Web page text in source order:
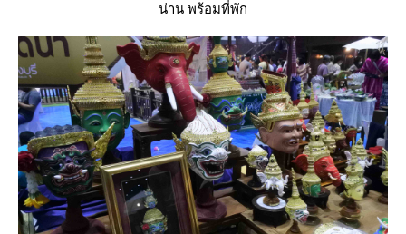
น่าน พร้อมที่พัก